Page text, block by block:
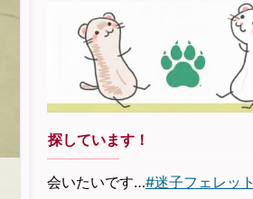
探しています！
会いたいです…#迷子フェレット